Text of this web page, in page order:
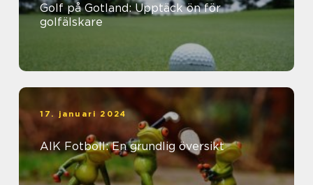
Golf på Gotland: Upptäck ön för
golfälskare
17. januari 2024
AIK Fotboll: En grundlig översikt